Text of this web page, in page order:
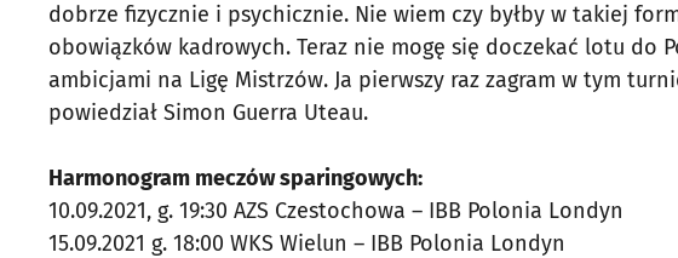
dobrze fizycznie i psychicznie. Nie wiem czy byłby w takiej
obowiązków kadrowych. Teraz nie mogę się doczekać lotu do
ambicjami na Ligę Mistrzów. Ja pierwszy raz zagram w tym
powiedział Simon Guerra Uteau.
Harmonogram meczów sparingowych:
10.09.2021, g. 19:30 AZS Czestochowa – IBB Polonia Londyn
15.09.2021 g. 18:00 WKS Wielun – IBB Polonia Londyn